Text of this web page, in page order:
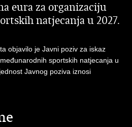
eura za organizaciju
natjecanja u 2027.
objavilo je Javni poziv za iskaz
sportskih natjecanja u
Javnog poziva iznosi